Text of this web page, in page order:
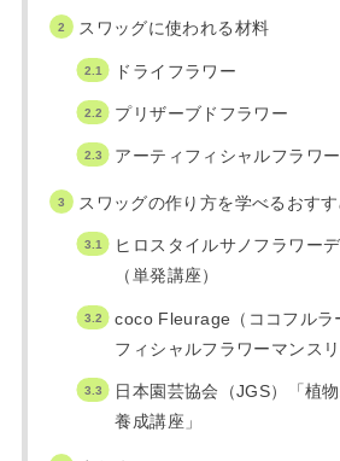
スワッグに使われる材料
ドライフラワー
プリザーブドフラワー
アーティフィシャルフラワー
スワッグの作り方を学べるおす
ヒロスタイルサノフラワー
（単発講座）
coco Fleurage（ココフルラ
フィシャルフラワーマンスリ
日本園芸協会（JGS）「植
養成講座」